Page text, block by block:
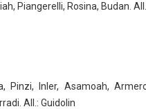
Piangerelli, Rosina, Budan.
Pinzi, Inler, Asamoah,
All.: Guidolin